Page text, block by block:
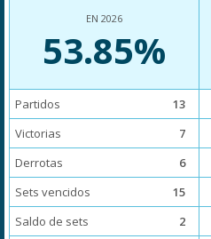
EN 2026
53.85%
Partidos
13
Victorias
7
Derrotas
6
Sets vencidos
15
Saldo de sets
2